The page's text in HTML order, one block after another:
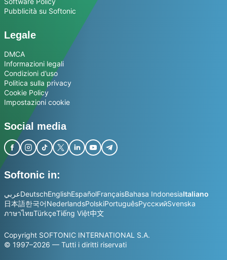
Pubblicità su Softonic
Legale
DMCA
Informazioni legali
Condizioni d’uso
Politica sulla privacy
Cookie Policy
Impostazioni cookie
Social media
Softonic in:
عربيDeutschEnglishEspañolFrançaisBahasa IndonesiaItaliano
日本語한국어NederlandsPolskiPortuguêsРусскийSvenska
ภาษาไทยTürkçeTiếng Việt中文
Copyright SOFTONIC INTERNATIONAL S.A.
© 1997–2026 — Tutti i diritti riservati